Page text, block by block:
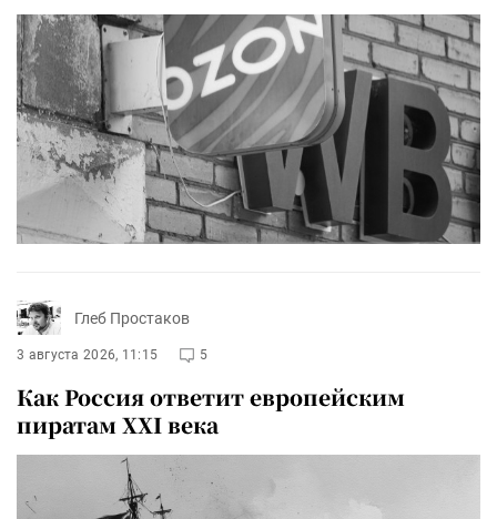
Глеб Простаков
3 августа 2026, 11:15 5
Как Россия ответит европейским
пиратам XXI века